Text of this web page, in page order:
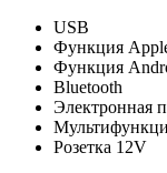
USB
Функция
Функция
Bluetooth
Электронная
Розетка 12V